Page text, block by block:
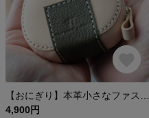
4,900円